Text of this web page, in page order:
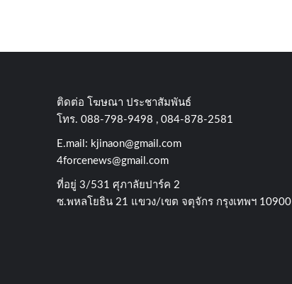
ติดต่อ​ โฆษณา​ ประชาสัมพันธ์
โทร​. 088-798-9498 , 084-878-2581
E.mail: kjinaon@gmail.com
4forcenews@gmail.com
ที่อยู่​ 3/531​ ศุภาลัยปาร์ค​ 2
ซ.พหลโยธิน​ 21​ แขวง/เขต​ จตุจักร​ กรุงเทพฯ 10900